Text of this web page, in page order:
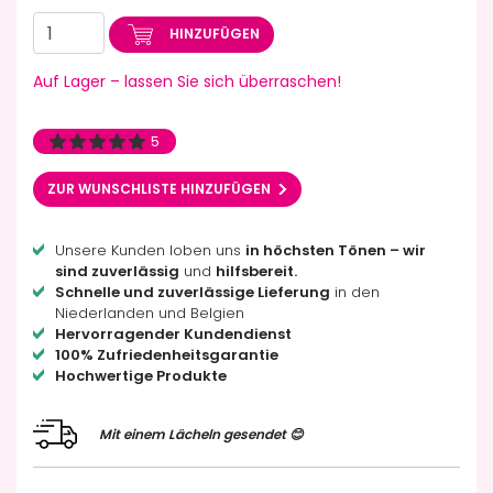
HINZUFÜGEN
Auf Lager – lassen Sie sich überraschen!
5
ZUR WUNSCHLISTE HINZUFÜGEN
Unsere Kunden loben uns in höchsten Tönen – wir
sind zuverlässig und hilfsbereit.
Schnelle und zuverlässige Lieferung in den
Niederlanden und Belgien
Hervorragender Kundendienst
100% Zufriedenheitsgarantie
Hochwertige Produkte
Mit einem Lächeln gesendet 😊